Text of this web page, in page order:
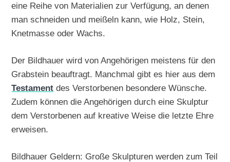
eine Reihe von Materialien zur Verfügung, an denen
man schneiden und meißeln kann, wie Holz, Stein,
Knetmasse oder Wachs.
Der Bildhauer wird von Angehörigen meistens für den
Grabstein beauftragt. Manchmal gibt es hier aus dem
Testament des Verstorbenen besondere Wünsche.
Zudem können die Angehörigen durch eine Skulptur
dem Verstorbenen auf kreative Weise die letzte Ehre
erweisen.
Bildhauer Geldern: Große Skulpturen werden zum Teil